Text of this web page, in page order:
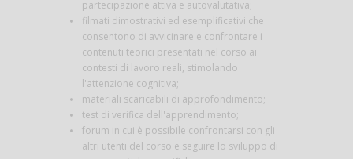
partecipazione attiva e autovalutativa;
filmati dimostrativi ed esemplificativi che
consentono di avvicinare e confrontare i
contenuti teorici presentati nel corso ai
contesti di lavoro reali, stimolando
l'attenzione cognitiva;
materiali scaricabili di approfondimento;
test di verifica dell'apprendimento;
forum in cui è possibile confrontarsi con gli
altri utenti del corso e seguire lo sviluppo di